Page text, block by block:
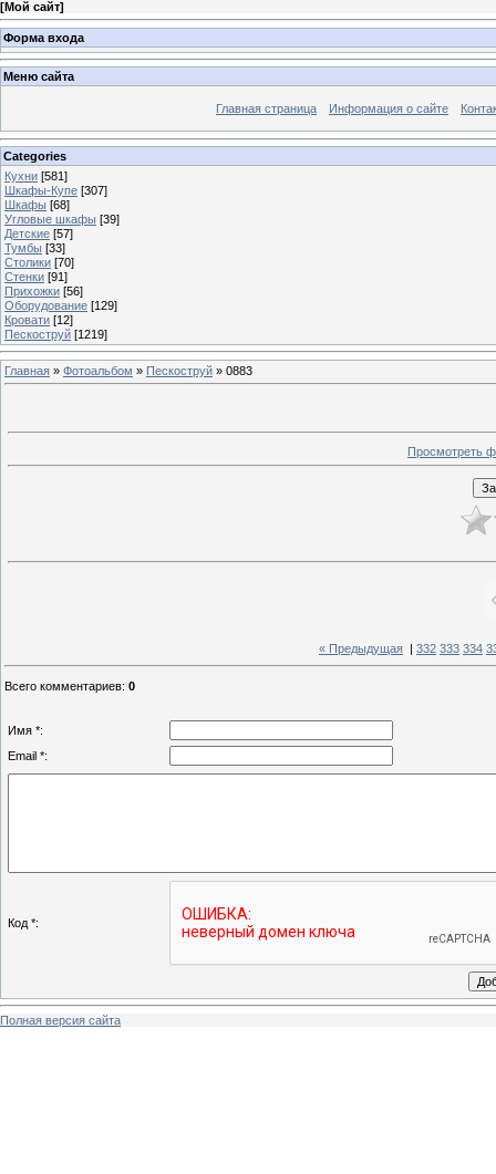
[Мой сайт]
Форма входа
Меню сайта
Главная страница Информация о сайте
Categories
Кухни [581]
Шкафы-Купе [307]
Шкафы [68]
Угловые шкафы [39]
Детские [57]
Тумбы [33]
Столики [70]
Стенки [91]
Прихожки [56]
Оборудование [129]
Кровати [12]
Пескоструй [1219]
Главная » Фотоальбом » Пескоструй » 0883
Просмотреть
« Предыдущая 332 333 334
Всего комментариев: 0
Имя *:
Email *:
Код *:
Полная версия сайта